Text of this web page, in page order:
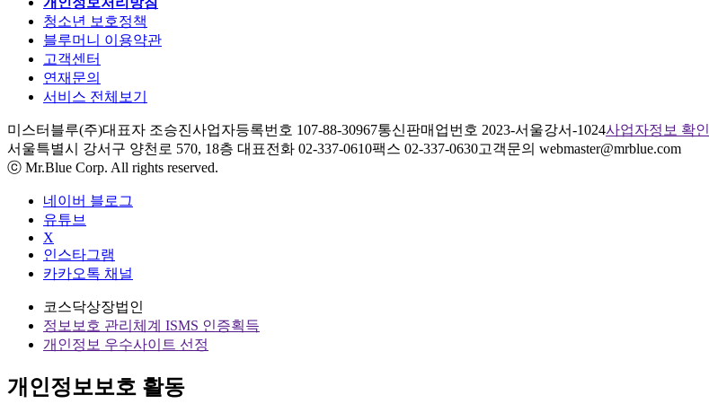
청소년 보호정책
블루머니 이용약관
고객센터
연재문의
서비스 전체보기
미스터블루(주)대표자 조승진사업자등록번호 107-88-30967통신판매업번호 2023-서울강서-1024사업자정보 확인
서울특별시 강서구 양천로 570, 18층 대표전화 02-337-0610팩스 02-337-0630고객문의 webmaster@mrblue.com
ⓒ Mr.Blue Corp. All rights reserved.
네이버 블로그
유튜브
X
인스타그램
카카오톡 채널
코스닥상장법인
정보보호 관리체계 ISMS 인증획득
개인정보 우수사이트 선정
개인정보보호 활동